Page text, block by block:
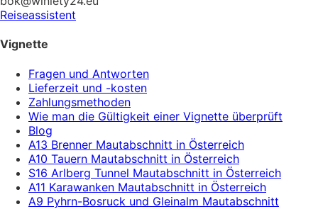
Reiseassistent
Vignette
Fragen und Antworten
Lieferzeit und -kosten
Zahlungsmethoden
Wie man die Gültigkeit einer Vignette überprüft
Blog
A13 Brenner Mautabschnitt in Österreich
A10 Tauern Mautabschnitt in Österreich
S16 Arlberg Tunnel Mautabschnitt in Österreich
A11 Karawanken Mautabschnitt in Österreich
A9 Pyhrn-Bosruck und Gleinalm Mautabschnitt